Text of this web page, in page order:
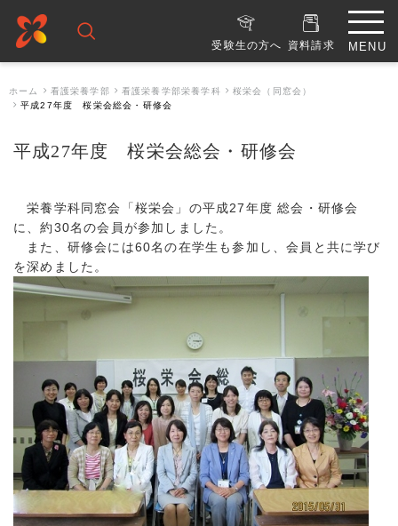
受験生の方へ 資料請求
ホーム 看護栄養学部 看護栄養学部栄養学科
桜栄会（同窓会）
平成27年度 桜栄会総会・研修会
平成27年度 桜栄会総会・研修会
栄養学科同窓会「桜栄会」の平成27年度 総会・研修会
に、約30名の会員が参加しました。
また、研修会には60名の在学生も参加し、会員と共に学び
を深めました。